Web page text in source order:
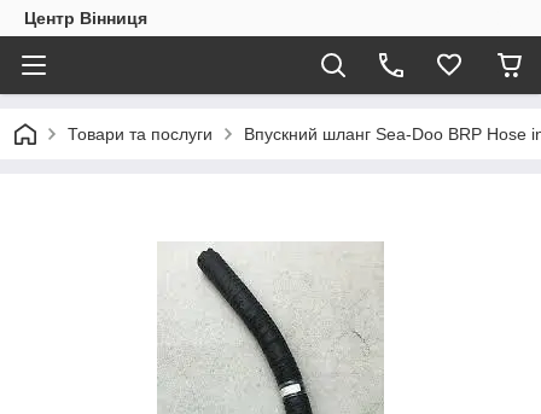
Центр Вінниця
Товари та послуги Впускний шланг Sea-Doo BRP Hose